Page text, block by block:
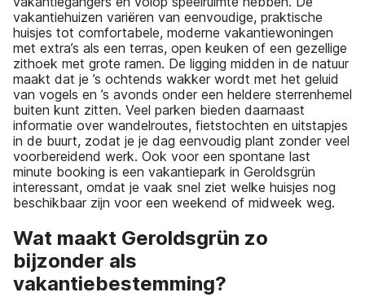
vakantiehuizen variëren van eenvoudige, praktische
huisjes tot comfortabele, moderne vakantiewoningen
met extra’s als een terras, open keuken of een gezellige
zithoek met grote ramen. De ligging midden in de natuur
maakt dat je ’s ochtends wakker wordt met het geluid
van vogels en ’s avonds onder een heldere sterrenhemel
buiten kunt zitten. Veel parken bieden daarnaast
informatie over wandelroutes, fietstochten en uitstapjes
in de buurt, zodat je je dag eenvoudig plant zonder veel
voorbereidend werk. Ook voor een spontane last
minute booking is een vakantiepark in Geroldsgrün
interessant, omdat je vaak snel ziet welke huisjes nog
beschikbaar zijn voor een weekend of midweek weg.
Wat maakt Geroldsgrün zo
bijzonder als
vakantiebestemming?